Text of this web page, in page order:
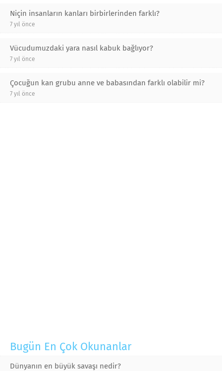
Niçin insanların kanları birbirlerinden farklı?
7 yıl önce
Vücudumuzdaki yara nasıl kabuk bağlıyor?
7 yıl önce
Çocuğun kan grubu anne ve babasından farklı olabilir mi?
7 yıl önce
Bugün En Çok Okunanlar
Dünyanın en büyük savaşı nedir?